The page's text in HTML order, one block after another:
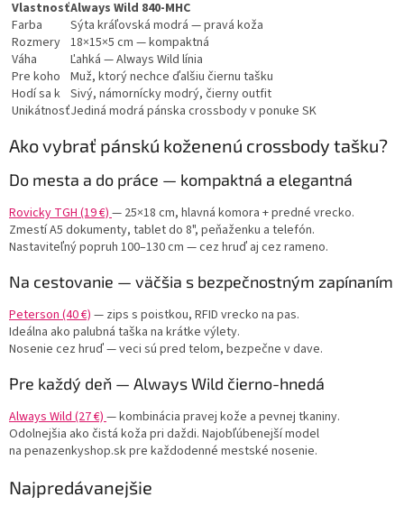
VlastnosťAlways Wild 840-MHC
Farba
Sýta kráľovská modrá — pravá koža
Rozmery 18×15×5 cm — kompaktná
Váha
Ľahká — Always Wild línia
Pre koho Muž, ktorý nechce ďalšiu čiernu tašku
Hodí sa k Sivý, námornícky modrý, čierny outfit
UnikátnosťJediná modrá pánska crossbody v ponuke SK
Ako vybrať pánskú koženenú crossbody tašku?
Do mesta a do práce — kompaktná a elegantná
Rovicky TGH (19 €) — 25×18 cm, hlavná komora + predné vrecko.
Zmestí A5 dokumenty, tablet do 8", peňaženku a telefón.
Nastaviteľný popruh 100–130 cm — cez hruď aj cez rameno.
Na cestovanie — väčšia s bezpečnostným zapínaním
Peterson (40 €) — zips s poistkou, RFID vrecko na pas.
Ideálna ako palubná taška na krátke výlety.
Nosenie cez hruď — veci sú pred telom, bezpečne v dave.
Pre každý deň — Always Wild čierno-hnedá
Always Wild (27 €) — kombinácia pravej kože a pevnej tkaniny.
Odolnejšia ako čistá koža pri daždi. Najobľúbenejší model
na penazenkyshop.sk pre každodenné mestské nosenie.
Najpredávanejšie